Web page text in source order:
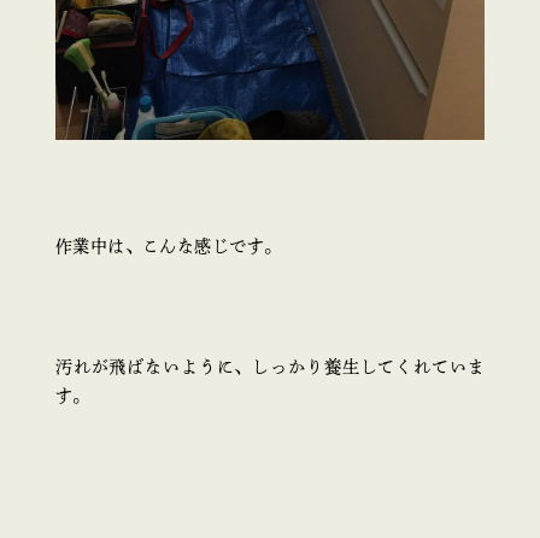
作業中は、こんな感じです。
汚れが飛ばないように、しっかり養生してくれていま
す。